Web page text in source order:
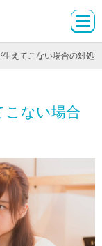
えてこない場合の対処
こない場合